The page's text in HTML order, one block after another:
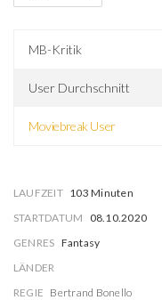
MB-Kritik
User Durchschnitt
Moviebreak User
LAUFZEIT 103 Minuten
STARTDATUM
08.10.2020
GENRES Fantasy
LÄNDER
REGIE Bertrand Bonello